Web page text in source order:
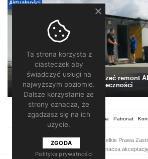
Aktualności
Pomagamy. Warto wesprzeć remont
społeczności
Regulamin Redakcja Reklama Patronat
2026 ©
/ Wszelkie Prawa
Korzystanie z portalu oznacza akceptację
Ta strona korzysta z
ciasteczek aby
świadczyć usługi na
najwyższym poziomie.
Dalsze korzystanie ze
strony oznacza, że
zgadzasz się na ich
użycie.
ZGODA
Polityka prywatności